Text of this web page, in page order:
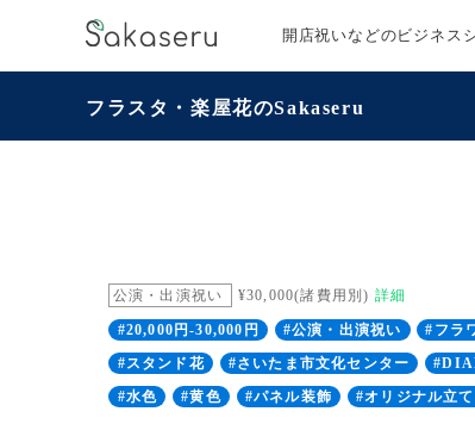
開店祝いなどのビジネス
フラスタ・楽屋花のSakaseru
公演・出演祝い ¥30,000(諸費用別) 詳細
#20,000円-30,000円 #公演・出演祝い #フラ
#スタンド花
#さいたま市文化センター
#水色
#黄色 #パネル装飾 #オリジナル立